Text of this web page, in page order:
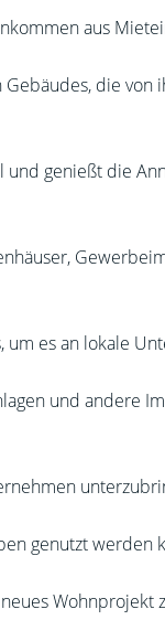
aus
die
genießt die
es an lokale
und andere
genutzt werden
Wohnprojekt